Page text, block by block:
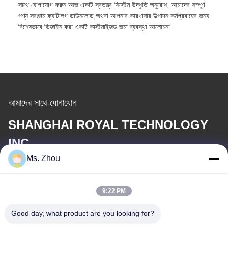
সাথে যোগাযোগ করুন আজ একটি স্বতন্ত্র সিস্টেম উদ্ধৃতি অনুরোধ, আমাদের সম্পূর্ণ
পণ্য সরঞ্জাম ক্যাটালগ ডাউনলোড,অথবা আপনার কারখানার উত্পাদন কর্মপ্রবাহের জন্য
বিশেষভাবে ডিজাইন করা একটি কাস্টমাইজড জমা ব্যবস্থা আলোচনা.
আমাদের সাথে যোগাযোগ
SHANGHAI ROYAL TECHNOLOGY
INC.
ই-মেইল
service@royaltec.com.cn
Ms. Zhou
9:22 PM
Good day, what product are you looking for?